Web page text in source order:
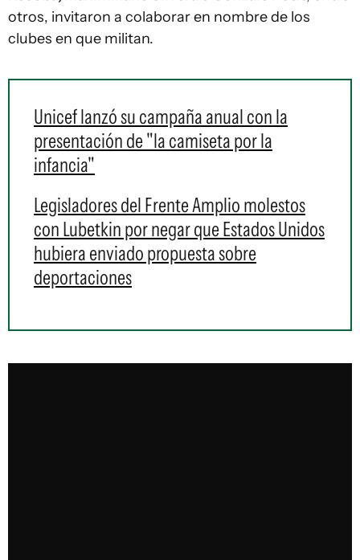
otros, invitaron a colaborar en nombre de los
clubes en que militan.
Unicef lanzó su campaña anual con la
presentación de "la camiseta por la
infancia"
Legisladores del Frente Amplio molestos
con Lubetkin por negar que Estados Unidos
hubiera enviado propuesta sobre
deportaciones